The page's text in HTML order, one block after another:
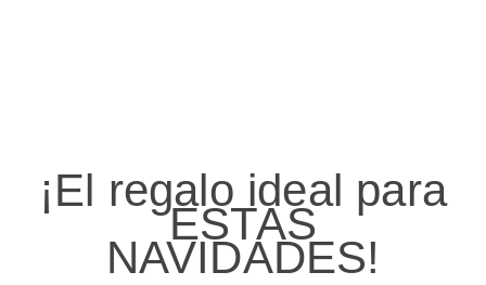
¡El regalo ideal para
ESTAS
NAVIDADES!